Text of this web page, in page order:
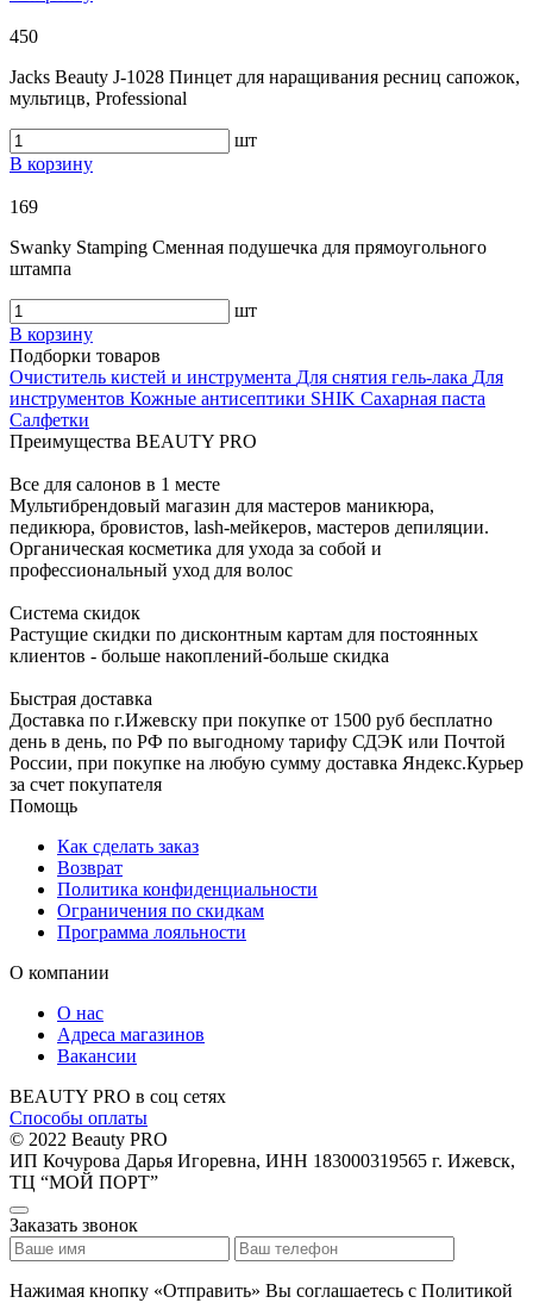
450
Jacks Beauty J-1028 Пинцет для наращивания ресниц сапожок,
мультицв, Professional
шт
В корзину
169
Swanky Stamping Сменная подушечка для прямоугольного
штампа
шт
В корзину
Подборки товаров
Очиститель кистей и инструмента Для снятия гель-лака Для
инструментов Кожные антисептики SHIK Сахарная паста
Салфетки
Преимущества BEAUTY PRO
Все для салонов в 1 месте
Мультибрендовый магазин для мастеров маникюра,
педикюра, бровистов, lash-мейкеров, мастеров депиляции.
Органическая косметика для ухода за собой и
профессиональный уход для волос
Система скидок
Растущие скидки по дисконтным картам для постоянных
клиентов - больше накоплений-больше скидка
Быстрая доставка
Доставка по г.Ижевску при покупке от 1500 руб бесплатно
день в день, по РФ по выгодному тарифу СДЭК или Почтой
России, при покупке на любую сумму доставка Яндекс.Курьер
за счет покупателя
Помощь
Как сделать заказ
Возврат
Политика конфиденциальности
Ограничения по скидкам
Программа лояльности
О компании
О нас
Адреса магазинов
Вакансии
BEAUTY PRO в соц сетях
Способы оплаты
© 2022 Beauty PRO
ИП Кочурова Дарья Игоревна, ИНН 183000319565 г. Ижевск,
ТЦ “МОЙ ПОРТ”
Заказать звонок
Нажимая кнопку «Отправить» Вы соглашаетесь с Политикой